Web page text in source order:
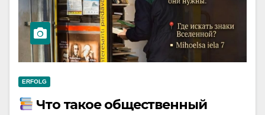
ERFOLG
Что такое общественный